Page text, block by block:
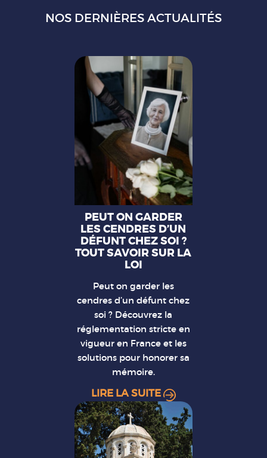
NOS DERNIÈRES ACTUALITÉS
PEUT ON GARDER
LES CENDRES D’UN
DÉFUNT CHEZ SOI ?
TOUT SAVOIR SUR LA
LOI
Peut on garder les
cendres d’un défunt chez
soi ? Découvrez la
réglementation stricte en
vigueur en France et les
solutions pour honorer sa
mémoire.
LIRE LA SUITE